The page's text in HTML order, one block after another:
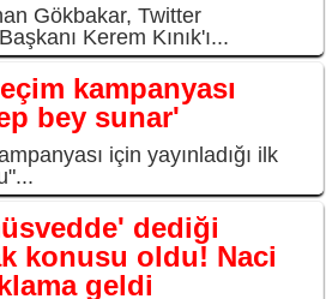
Gökbakar, Twitter
Kerem Kınık'ı...
kampanyası
bey sunar'
için yayınladığı ilk
dediği
konusu oldu! Naci
geldi